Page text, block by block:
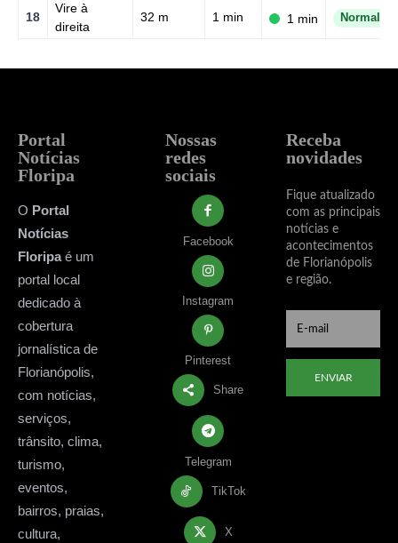
18
Vire à
direita
32 m 1 min 1 min Normal
Portal
Notícias
Floripa
O Portal
Notícias
Floripaé um
portal local
dedicado à
cobertura
jornalística de
Florianópolis,
com notícias,
serviços,
trânsito, clima,
turismo,
eventos,
bairros, praias,
cultura,
Nossas
redes
sociais
Facebook
Instagram
Pinterest
Share
Telegram
TikTok
X
Receba
novidades
Fique atualizado
com as principais
notícias e
acontecimentos
de Florianópolis
e região.
ENVIAR